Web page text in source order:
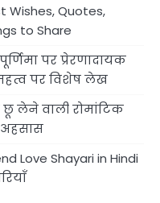
Wishes, Quotes,
to Share
पर प्रेरणादायक
पर विशेष लेख
छू लेने वाली रोमांटिक
Love Shayari in Hindi